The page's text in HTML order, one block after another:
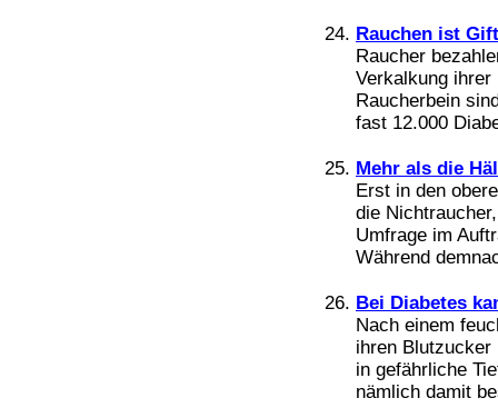
Rauchen ist
Raucher
Verkalkung
Raucherbein
fast 12.000
Mehr als die
Erst in den
die
Umfrage im
Während
Bei Diabetes
Nach einem
ihren Blutzucker
in gefährliche
nämlich damit